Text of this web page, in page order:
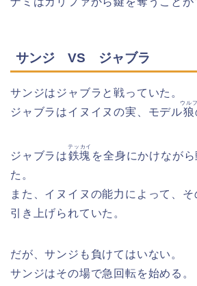
サンジ VS ジャブラ
サンジはジャブラと戦っていた。
ジャブラはイヌイヌの実、モデル狼
ウルフ
ジャブラは鉄塊
テッカイ
を全身にかけなが
た。
また、イヌイヌの能力によって、
引き上げられていた。
だが、サンジも負けてはいない。
サンジはその場で急回転を始める。